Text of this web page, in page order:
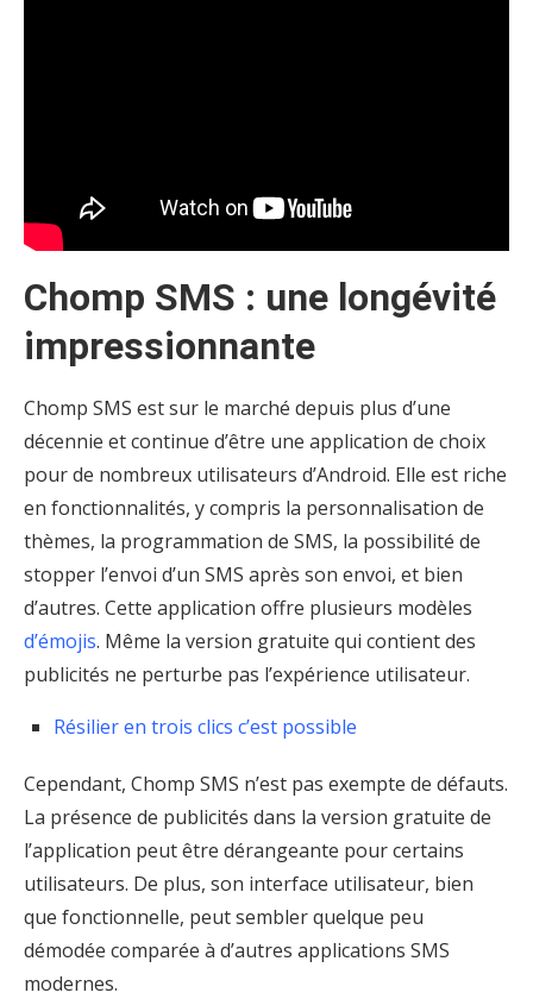
Chomp SMS : une longévité
impressionnante
Chomp SMS est sur le marché depuis plus d’une
décennie et continue d’être une application de choix
pour de nombreux utilisateurs d’Android. Elle est riche
en fonctionnalités, y compris la personnalisation de
thèmes, la programmation de SMS, la possibilité de
stopper l’envoi d’un SMS après son envoi, et bien
d’autres. Cette application offre plusieurs modèles
d’émojis. Même la version gratuite qui contient des
publicités ne perturbe pas l’expérience utilisateur.
Résilier en trois clics c’est possible
Cependant, Chomp SMS n’est pas exempte de défauts.
La présence de publicités dans la version gratuite de
l’application peut être dérangeante pour certains
utilisateurs. De plus, son interface utilisateur, bien
que fonctionnelle, peut sembler quelque peu
démodée comparée à d’autres applications SMS
modernes.